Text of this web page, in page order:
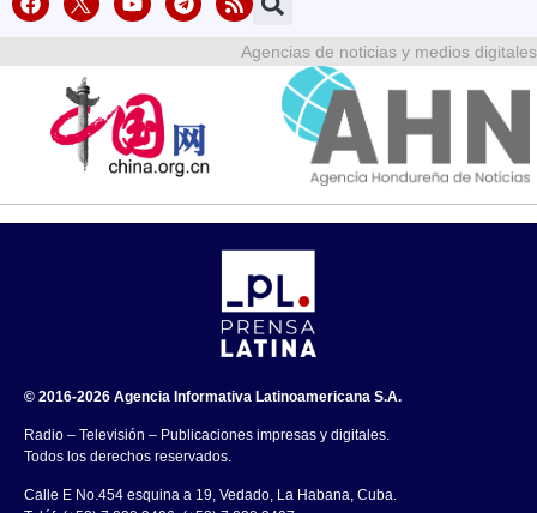
Agencias de noticias y medios digitales
© 2016-2026 Agencia Informativa Latinoamericana S.A.
Radio – Televisión – Publicaciones impresas y digitales.
Todos los derechos reservados.
Calle E No.454 esquina a 19, Vedado, La Habana, Cuba.